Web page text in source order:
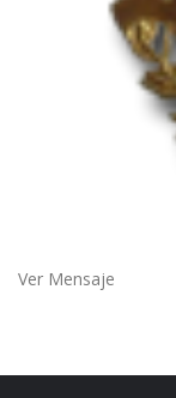
Ver Mensaje